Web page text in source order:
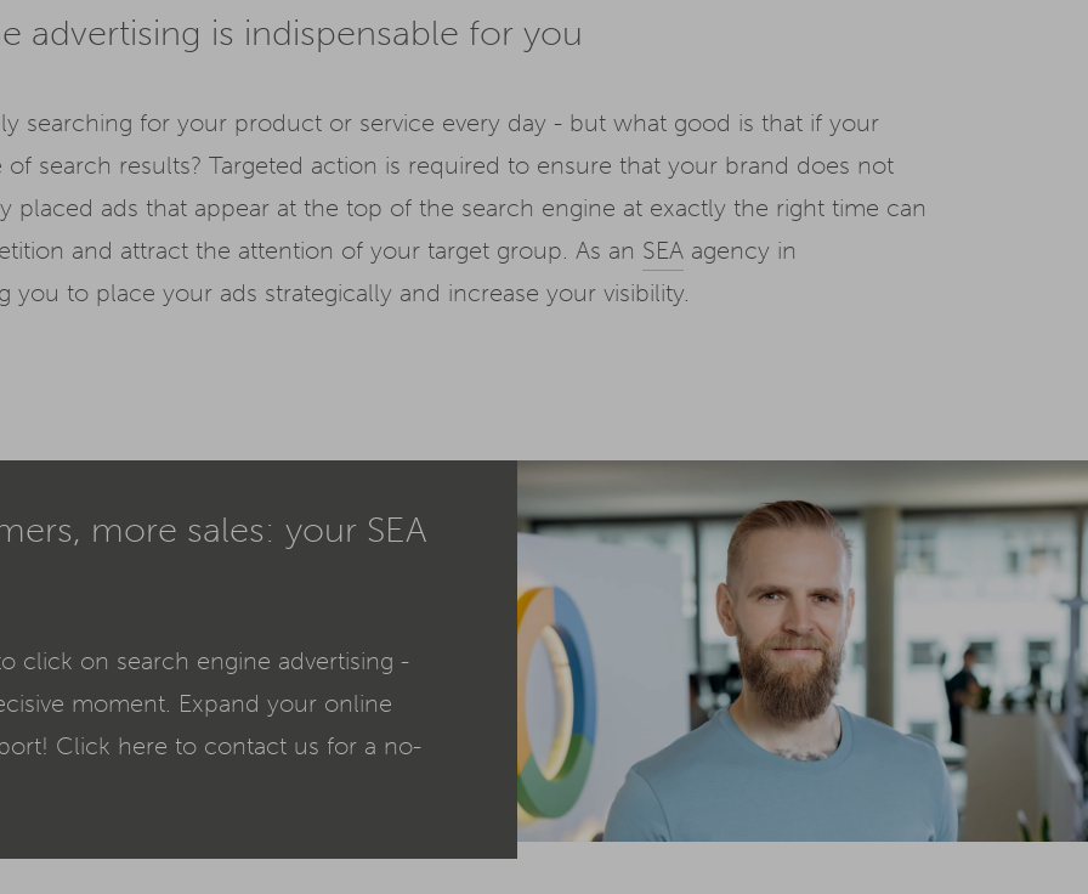
advertising is indispensable for you
searching for your product or service every day - but what good is that if your
search results? Targeted action is required to ensure that your brand does not
placed ads that appear at the top of the search engine at exactly the right time can
and attract the attention of your target group. As an SEA agency in
you to place your ads strategically and increase your visibility.
more sales: your SEA
click on search engine advertising -
moment. Expand your online
Click here to contact us for a no-